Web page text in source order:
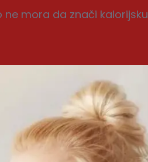
mora da znači kalorijsku